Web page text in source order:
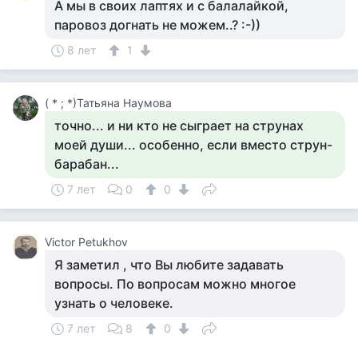
А мы в своих лаптях и с балалайкой,
паровоз догнать не можем..? :-))
8 лет 1
( * ; *)Татьяна Наумова
точно... и ни кто не сыграет на струнах
моей души... особенно, если вместо струн-
барабан...
7 лет 0 0
Victor Petukhov
Я заметил , что Вы любите задавать
вопросы. По вопросам можно многое
узнать о человеке.
7 лет 8
0